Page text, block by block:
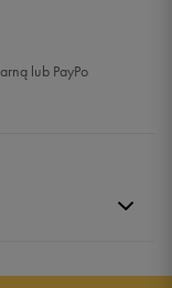
lub PayPo